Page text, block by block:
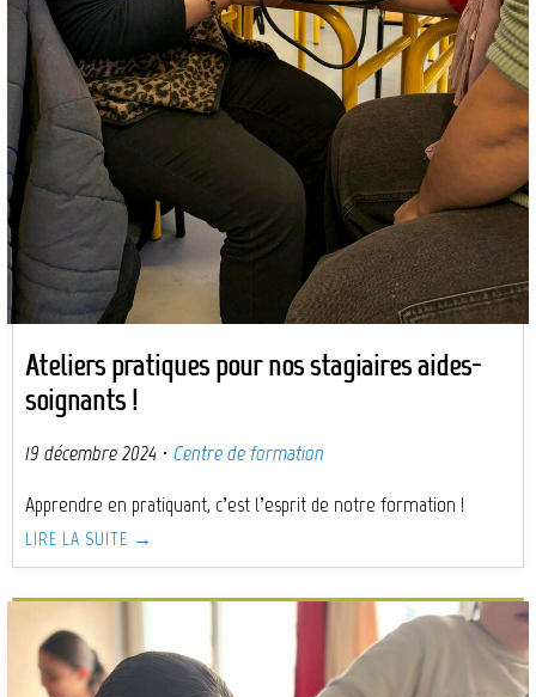
Ateliers pratiques pour nos stagiaires aides-
soignants !
19 décembre 2024 · Centre de formation
Apprendre en pratiquant, c’est l’esprit de notre formation !
LIRE LA SUITE →